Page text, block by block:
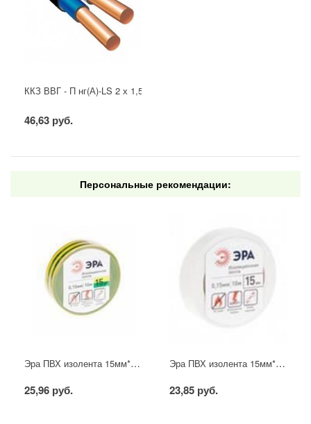
ККЗ ВВГ - П нг(А)-LS 2 х 1,5 ГОСТ
46,63 руб.
Персональные рекомендации:
Эра ПВХ изолента 15мм*10м жёлто-зелёная
25,96 руб.
Эра ПВХ изолента 15мм*10м белая
23,85 руб.